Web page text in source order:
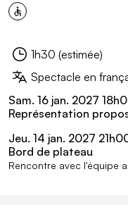
Masquer
Événement accessible
Durée :
1h30 (estimée)
Sous-titre :
Spectacle en
Événements en
Sam. 16 jan. 2027 18h
Représentation
Jeu. 14 jan. 2027 21h
Bord de plateau
Rencontre avec l'équipe